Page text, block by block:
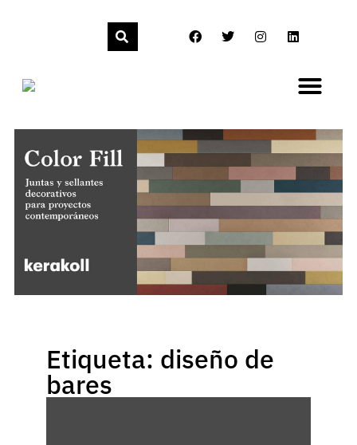
Etiqueta: diseño de
bares